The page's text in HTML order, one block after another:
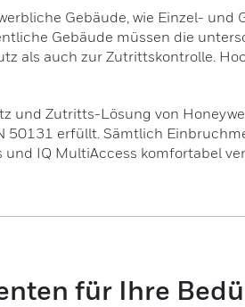
Gebäude, wie Einzel-
Gebäude müssen die
als auch zur Zutrittskontrolle.
und Zutritts-Lösung von
50131 erfüllt. Sämtlich
und IQ MultiAccess komfortabel
für Ihre